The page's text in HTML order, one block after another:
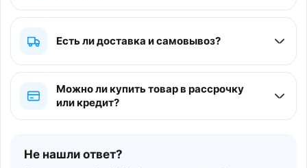
Есть ли доставка и самовывоз?
Можно ли купить товар в рассрочку
или кредит?
Не нашли ответ?